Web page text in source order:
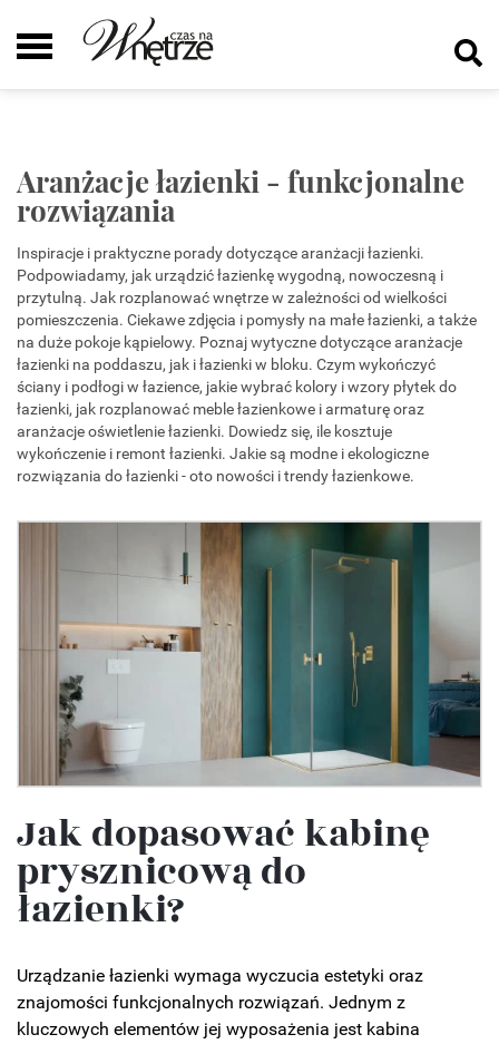
Aranżacje łazienki - funkcjonalne
rozwiązania
Inspiracje i praktyczne porady dotyczące aranżacji łazienki.
Podpowiadamy, jak urządzić łazienkę wygodną, nowoczesną i
przytulną. Jak rozplanować wnętrze w zależności od wielkości
pomieszczenia. Ciekawe zdjęcia i pomysły na małe łazienki, a także
na duże pokoje kąpielowy. Poznaj wytyczne dotyczące aranżacje
łazienki na poddaszu, jak i łazienki w bloku. Czym wykończyć
ściany i podłogi w łazience, jakie wybrać kolory i wzory płytek do
łazienki, jak rozplanować meble łazienkowe i armaturę oraz
aranżacje oświetlenie łazienki. Dowiedz się, ile kosztuje
wykończenie i remont łazienki. Jakie są modne i ekologiczne
rozwiązania do łazienki - oto nowości i trendy łazienkowe.
Jak dopasować kabinę
prysznicową do
łazienki?
Urządzanie łazienki wymaga wyczucia estetyki oraz
znajomości funkcjonalnych rozwiązań. Jednym z
kluczowych elementów jej wyposażenia jest kabina